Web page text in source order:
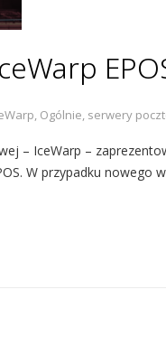
, Ogólnie, serwery
– IceWarp –
W przypadku nowego